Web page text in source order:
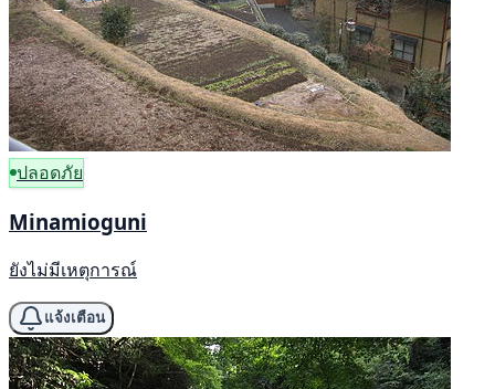
ปลอดภัย
Minamioguni
ยังไม่มีเหตุการณ์
แจ้งเตือน